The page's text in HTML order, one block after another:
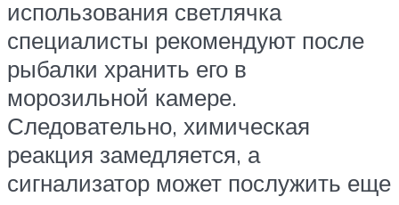
использования светлячка
специалисты рекомендуют после
рыбалки хранить его в
морозильной камере.
Следовательно, химическая
реакция замедляется, а
сигнализатор может послужить еще